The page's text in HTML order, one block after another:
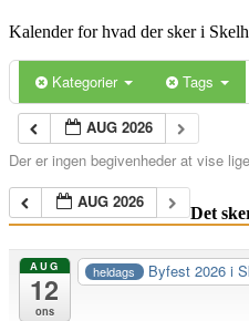
Kalender for hvad der sker i
Kategorier Tags
AUG 2026
Der er ingen begivenheder at vise
AUG 2026
Det
AUG
12
ons
heldags Byfest 2026 i